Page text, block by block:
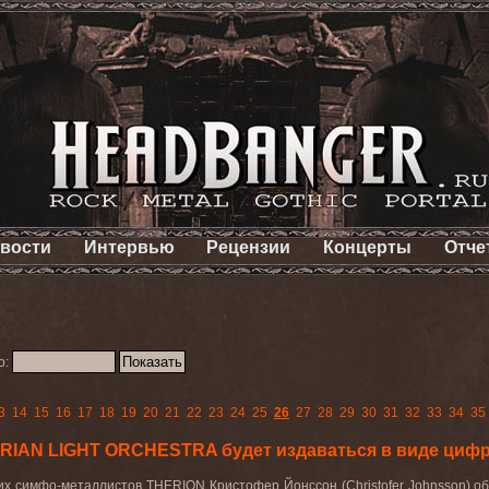
Интервью Рецензии Концерты
14 15 16 17 18 19 20 21 22 23 24 25 26 27 28 29 30 31 32 33 34 35
LIGHT ORCHESTRA будет издаваться в виде
симфо-металлистов THERION Кристофер Йонссон (Christofer Johnsson)